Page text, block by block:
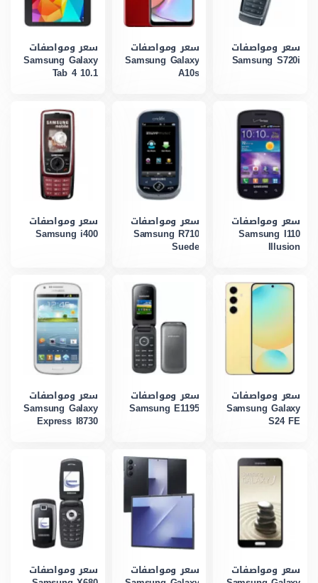
سعر ومواصفات
Samsung S720i
سعر ومواصفات
Samsung Galaxy
A10s
سعر ومواصفات
Samsung Galaxy
Tab 4 10.1
سعر ومواصفات
Samsung I110
Illusion
سعر ومواصفات
Samsung R710
Suede
سعر ومواصفات
Samsung i400
سعر ومواصفات
Samsung Galaxy
S24 FE
سعر ومواصفات
Samsung E1195
سعر ومواصفات
Samsung Galaxy
Express I8730
سعر ومواصفات سعر ومواصفات سعر ومواصفات